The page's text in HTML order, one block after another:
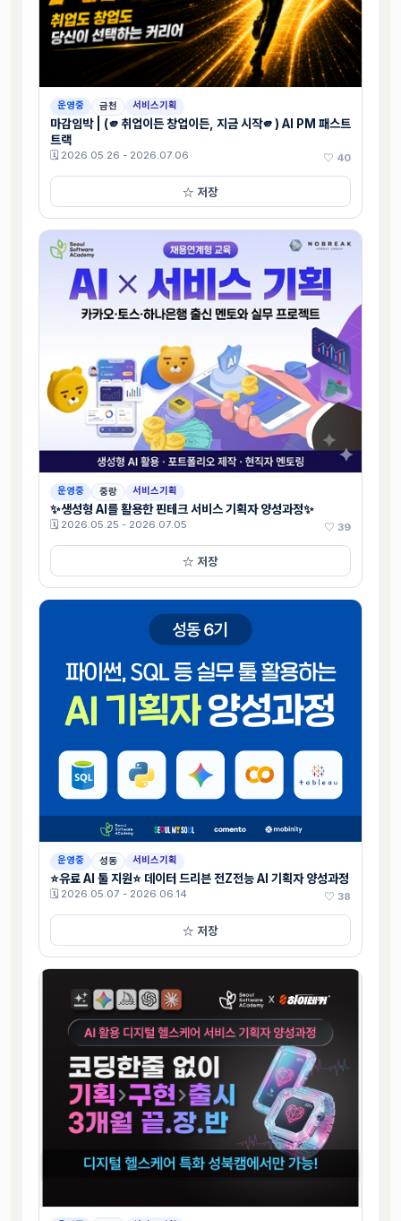
운영중 금천 서비스기획
마감임박 | (🫵취업이든 창업이든, 지금 시작🫵) AI PM 패스트
트랙
🗓 2026.05.26 - 2026.07.06 ♡ 40
☆ 저장
운영중 중랑 서비스기획
✨생성형 AI를 활용한 핀테크 서비스 기획자 양성과정✨
🗓 2026.05.25 - 2026.07.05 ♡ 39
☆ 저장
운영중 성동 서비스기획
⭐유료 AI 툴 지원⭐ 데이터 드리븐 전Z전능 AI 기획자 양성과정
🗓 2026.05.07 - 2026.06.14 ♡ 38
☆ 저장